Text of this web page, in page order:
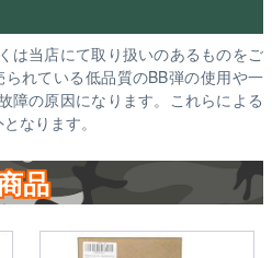
は当店にて取り扱いのあるものをご
れている低品質のBB弾の使用や一
障の原因になります。これらによる
なります。
品